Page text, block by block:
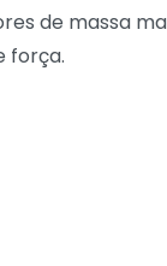
de massa
força.